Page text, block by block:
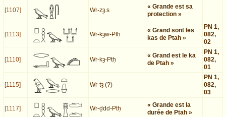
[1107] Wr-zȝ.s
« Grande est sa
protection »
[1113] Wr-kȝw-Ptḥ
« Grand sont les
kas de Ptah »
PN 1,
082,
02
[1110] Wr-kȝ-Ptḥ
« Grand est le ka
de Ptah »
PN 1,
082,
01
[1115] Wr-tȝ (?)
PN 1,
082,
03
[1117] Wr-ḏdd-Ptḥ
« Grande est la
durée de Ptah »